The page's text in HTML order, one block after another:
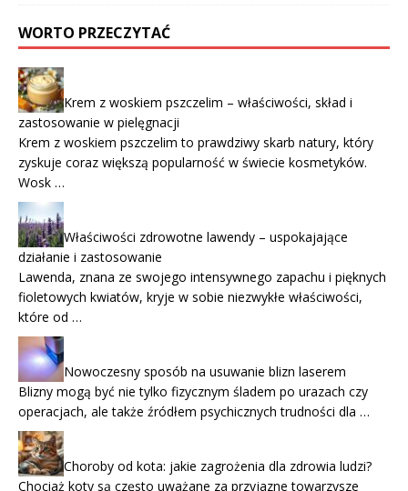
WORTO PRZECZYTAĆ
Krem z woskiem pszczelim – właściwości, skład i
zastosowanie w pielęgnacji
Krem z woskiem pszczelim to prawdziwy skarb natury, który
zyskuje coraz większą popularność w świecie kosmetyków.
Wosk …
Właściwości zdrowotne lawendy – uspokajające
działanie i zastosowanie
Lawenda, znana ze swojego intensywnego zapachu i pięknych
fioletowych kwiatów, kryje w sobie niezwykłe właściwości,
które od …
Nowoczesny sposób na usuwanie blizn laserem
Blizny mogą być nie tylko fizycznym śladem po urazach czy
operacjach, ale także źródłem psychicznych trudności dla …
Choroby od kota: jakie zagrożenia dla zdrowia ludzi?
Chociaż koty są często uważane za przyjazne towarzysze